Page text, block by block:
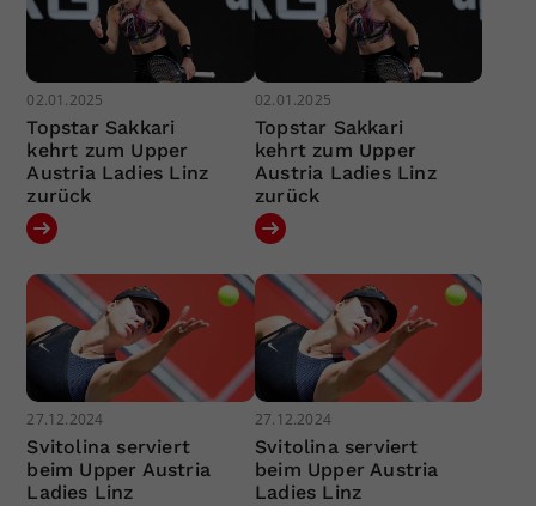
02.01.2025
Topstar Sakkari
kehrt zum Upper
Austria Ladies Linz
zurück
02.01.2025
Topstar Sakkari
kehrt zum Upper
Austria Ladies Linz
zurück
27.12.2024
Svitolina serviert
beim Upper Austria
Ladies Linz
27.12.2024
Svitolina serviert
beim Upper Austria
Ladies Linz